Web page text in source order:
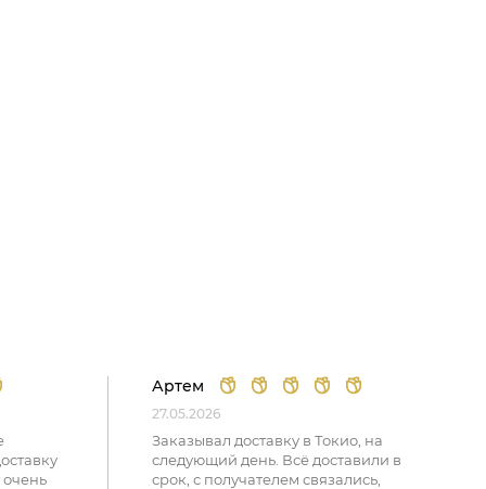
Артем
27.05.2026
Заказывал доставку в Токио, на
следующий день. Всё доставили в
срок, с получателем связались,